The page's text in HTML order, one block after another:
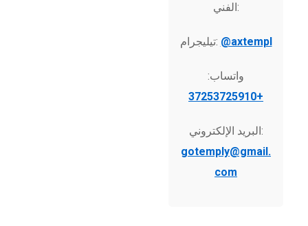
الفني:
تيليجرام: @axtempl
واتساب:
+37253725910
البريد الإلكتروني:
gotemply@gmail.
com